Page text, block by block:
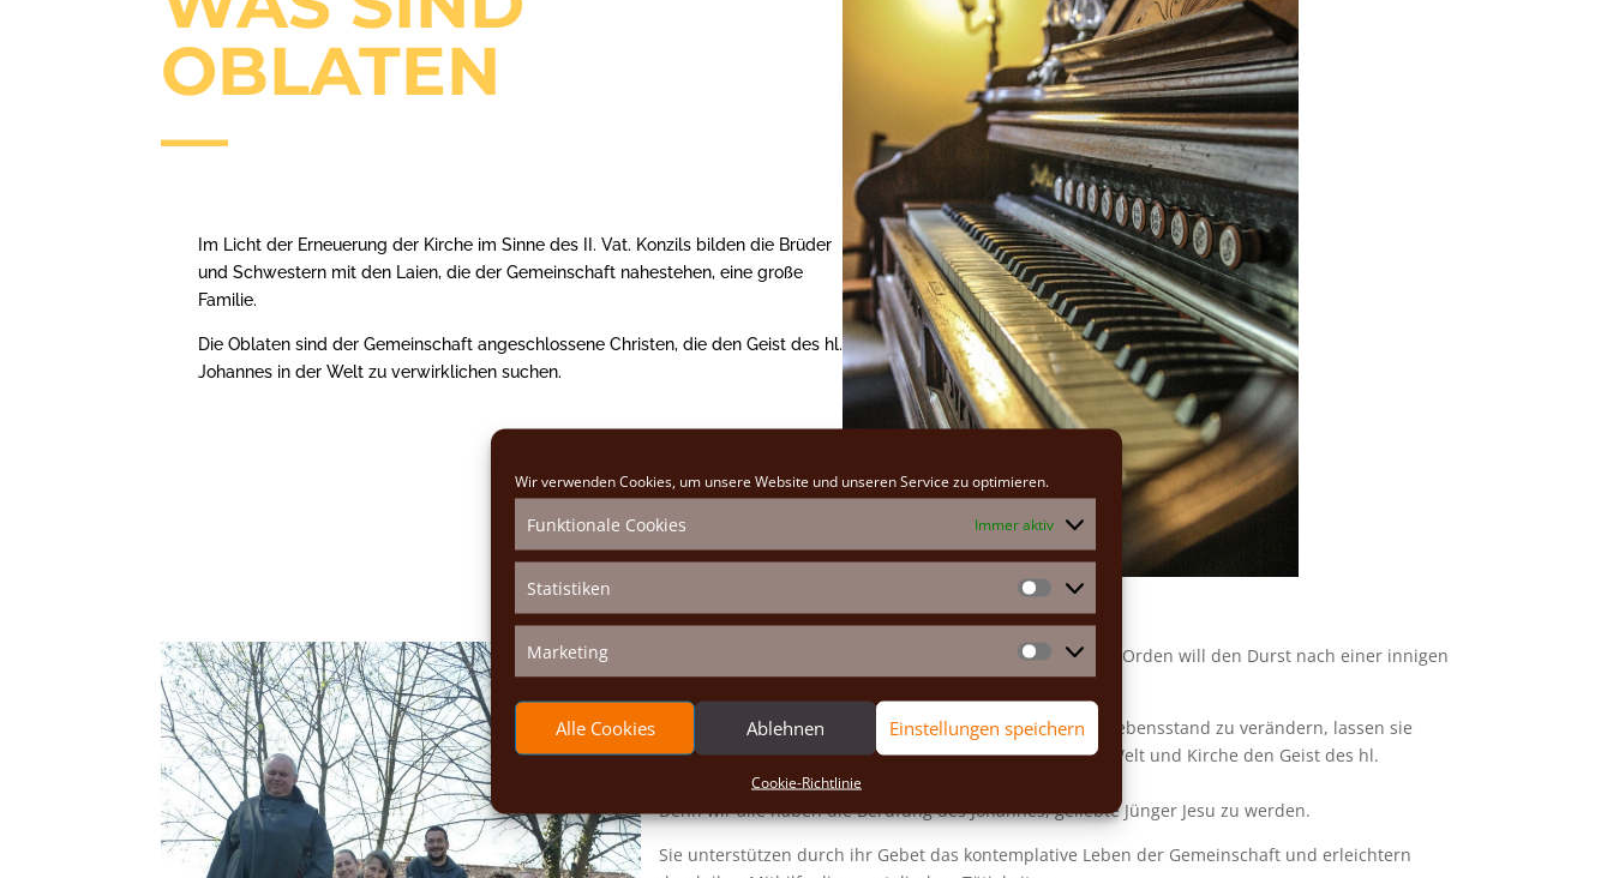
Wir verwenden Cookies, um unsere Website und unseren Service zu optimieren.
Funktionale Cookies Immer aktiv
Statistiken
Statistiken
Marketing
Marketing
Alle Cookies Ablehnen Einstellungen speichern
Cookie-Richtlinie
OBLATEN
—
Im Licht der Erneuerung der Kirche im Sinne des II. Vat. Konzils bilden die Brüder
und Schwestern mit den Laien, die der Gemeinschaft nahestehen, eine große
Familie.
Die Oblaten sind der Gemeinschaft angeschlossene Christen, die den Geist des hl.
Johannes in der Welt zu verwirklichen suchen.
Ihre Verbundenheit mit den Brüdern und Schwestern im Orden will den Durst nach einer innigen
Einheit mit Christus vergrößern.
Die Oblaten selbst sind keine Ordensleute. Ohne ihren Lebensstand zu verändern, lassen sie
dort, wo sie leben, mit ihrer Verantwortung für Familie, Welt und Kirche den Geist des hl.
Johannes Gestalt annehmen.
Denn wir alle haben die Berufung des Johannes, geliebte Jünger Jesu zu werden.
Sie unterstützen durch ihr Gebet das kontemplative Leben der Gemeinschaft und erleichtern